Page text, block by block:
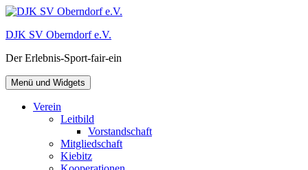
Zum
springen
DJK SV Oberndorf e.V.
Der Erlebnis-Sport-fair-ein
Menü und Widgets
Verein
Leitbild
Vorstandschaft
Mitgliedschaft
Kiebitz